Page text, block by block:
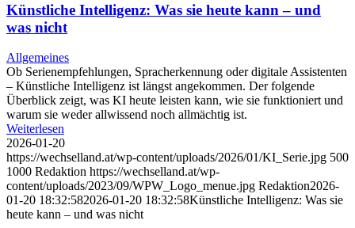
Künstliche Intelligenz: Was sie heute kann – und
was nicht
Allgemeines
Ob Serienempfehlungen, Spracherkennung oder digitale Assistenten
– Künstliche Intelligenz ist längst angekommen. Der folgende
Überblick zeigt, was KI heute leisten kann, wie sie funktioniert und
warum sie weder allwissend noch allmächtig ist.
Weiterlesen
2026-01-20
https://wechselland.at/wp-content/uploads/2026/01/KI_Serie.jpg 500
1000 Redaktion https://wechselland.at/wp-
content/uploads/2023/09/WPW_Logo_menue.jpg Redaktion2026-
01-20 18:32:582026-01-20 18:32:58Künstliche Intelligenz: Was sie
heute kann – und was nicht